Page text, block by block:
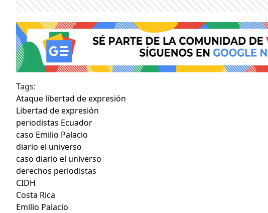
Tags:
Ataque libertad de expresión
Libertad de expresión
periodistas Ecuador
caso Emilio Palacio
diario el universo
caso diario el universo
derechos periodistas
CIDH
Costa Rica
Emilio Palacio